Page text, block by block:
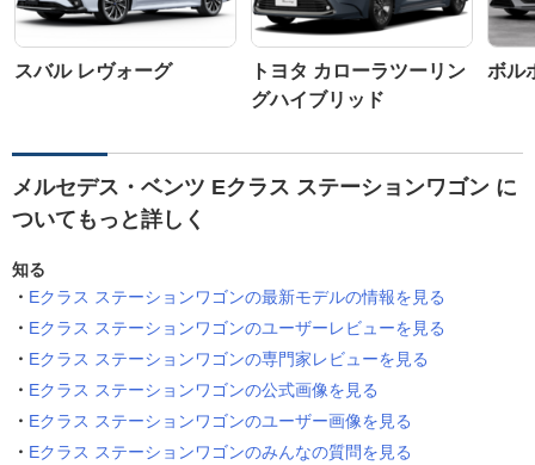
スバル レヴォーグ
トヨタ カローラツーリン
グハイブリッド
ボル
メルセデス・ベンツ Eクラス ステーションワゴン に
ついてもっと詳しく
知る
Eクラス ステーションワゴンの最新モデルの情報を見る
Eクラス ステーションワゴンのユーザーレビューを見る
Eクラス ステーションワゴンの専門家レビューを見る
Eクラス ステーションワゴンの公式画像を見る
Eクラス ステーションワゴンのユーザー画像を見る
Eクラス ステーションワゴンのみんなの質問を見る